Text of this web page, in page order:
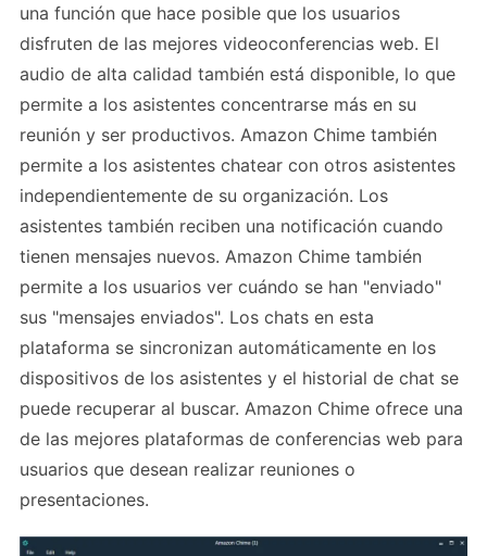
una función que hace posible que los usuarios
disfruten de las mejores videoconferencias web. El
audio de alta calidad también está disponible, lo que
permite a los asistentes concentrarse más en su
reunión y ser productivos. Amazon Chime también
permite a los asistentes chatear con otros asistentes
independientemente de su organización. Los
asistentes también reciben una notificación cuando
tienen mensajes nuevos. Amazon Chime también
permite a los usuarios ver cuándo se han "enviado"
sus "mensajes enviados". Los chats en esta
plataforma se sincronizan automáticamente en los
dispositivos de los asistentes y el historial de chat se
puede recuperar al buscar. Amazon Chime ofrece una
de las mejores plataformas de conferencias web para
usuarios que desean realizar reuniones o
presentaciones.